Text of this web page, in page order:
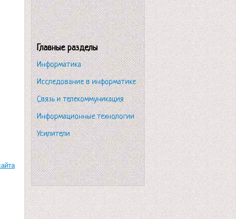
Главные разделы
Информатика
Исследование в информатике
Связь и телекоммуникация
Информационные технологии
Усилители